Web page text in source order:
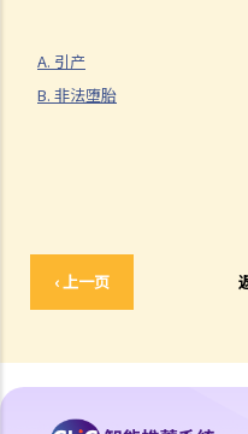
A. 引产
B. 非法堕胎
‹ 上一页
B. 供养父母及供养祖父母或外祖
H. 重婚
及(c)请求取消对方获得附属济助
I. 同居
B. 遗产分配
C. 保障同居伴侣免受暴力对待